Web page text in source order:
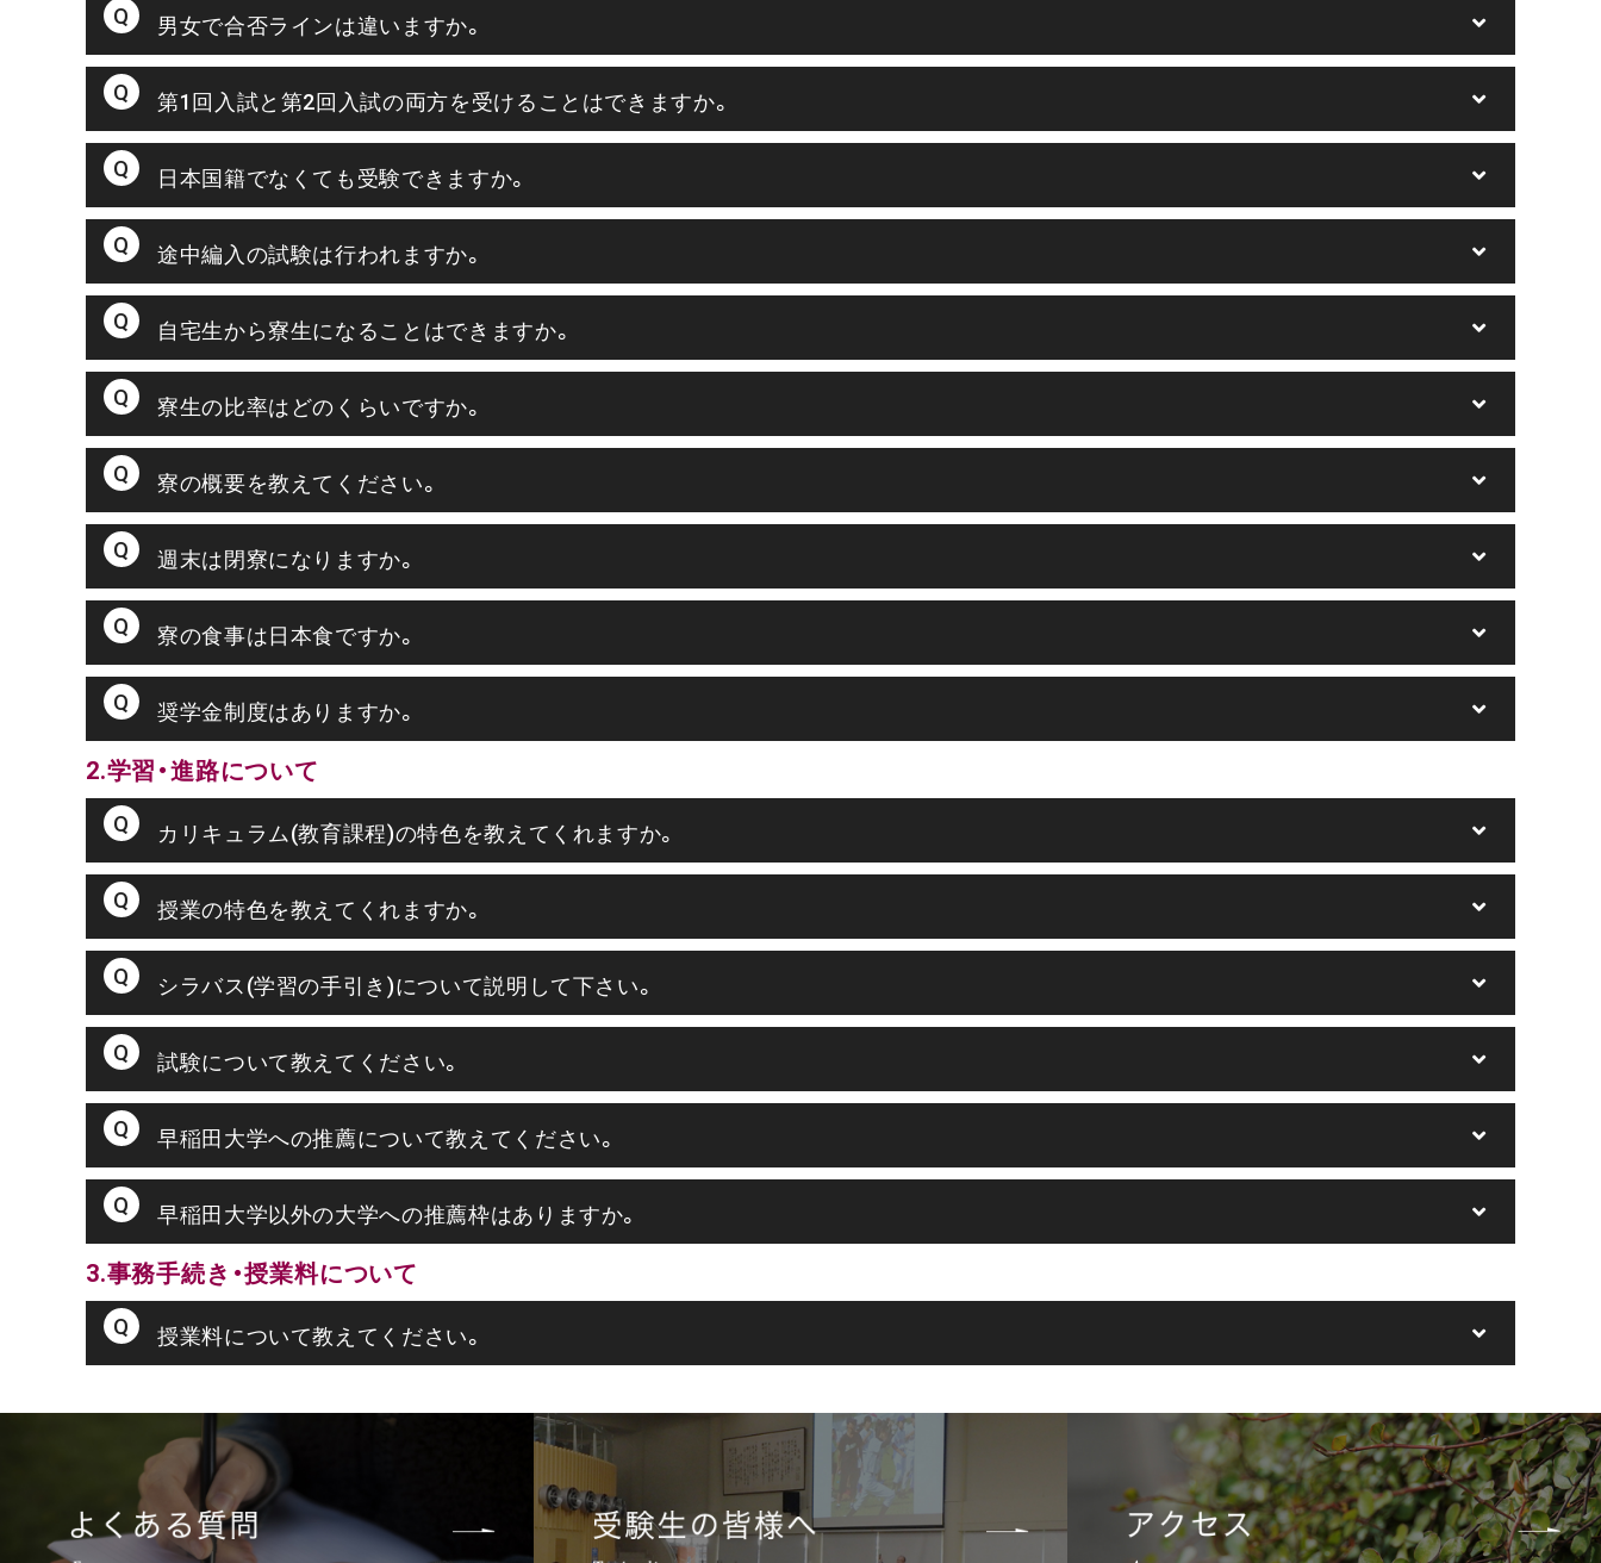
男女で合否ラインは違いますか。
第1回入試と第2回入試の両方を受けることはできますか。
日本国籍でなくても受験できますか。
途中編入の試験は行われますか。
自宅生から寮生になることはできますか。
寮生の比率はどのくらいですか。
寮の概要を教えてください。
週末は閉寮になりますか。
寮の食事は日本食ですか。
奨学金制度はありますか。
2.学習・進路について
カリキュラム(教育課程)の特色を教えてくれますか。
授業の特色を教えてくれますか。
シラバス(学習の手引き)について説明して下さい。
試験について教えてください。
早稲田大学への推薦について教えてください。
早稲田大学以外の大学への推薦枠はありますか。
3.事務手続き・授業料について
授業料について教えてください。